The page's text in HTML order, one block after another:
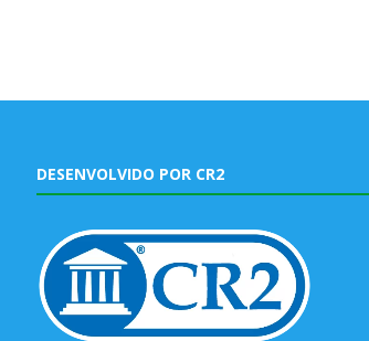
DESENVOLVIDO POR CR2